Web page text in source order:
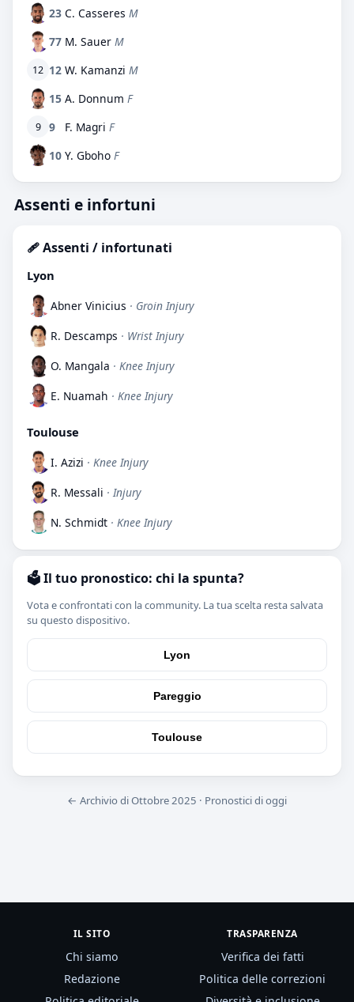
23 C. Casseres M
77 M. Sauer M
12 12 W. Kamanzi M
15 A. Donnum F
9 9 F. Magri F
10 Y. Gboho F
Assenti e infortuni
🩹 Assenti / infortunati
Lyon
Abner Vinicius · Groin Injury
R. Descamps · Wrist Injury
O. Mangala · Knee Injury
E. Nuamah · Knee Injury
Toulouse
I. Azizi · Knee Injury
R. Messali · Injury
N. Schmidt · Knee Injury
🗳️ Il tuo pronostico: chi la spunta?
Vota e confrontati con la community. La tua scelta resta salvata
su questo dispositivo.
Lyon
Pareggio
Toulouse
← Archivio di Ottobre 2025 · Pronostici di oggi
IL SITO
Chi siamo
Redazione
TRASPARENZA
Verifica dei fatti
Politica delle correzioni